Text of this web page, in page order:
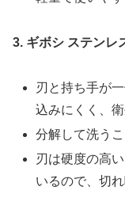
3. ギボシ ステンレ
刃と持ち手が
込みにくく、衛
分解して洗う
刃は硬度の高
いるので、切